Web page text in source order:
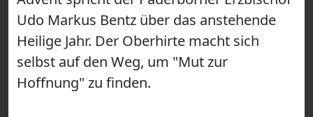
Udo Markus Bentz über das anstehende
Heilige Jahr. Der Oberhirte macht sich
selbst auf den Weg, um "Mut zur
Hoffnung" zu finden.